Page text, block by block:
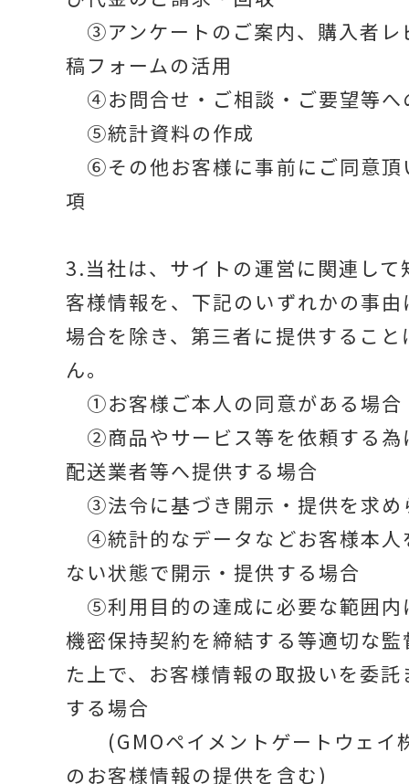
③アンケートのご案内、購入者レ
稿フォームの活用
④お問合せ・ご相談・ご要望等へ
⑤統計資料の作成
⑥その他お客様に事前にご同意頂
項
3.当社は、サイトの運営に関連して
客様情報を、下記のいずれかの事
場合を除き、第三者に提供すること
ん。
①お客様ご本人の同意がある場合
②商品やサービス等を依頼する為
配送業者等へ提供する場合
③法令に基づき開示・提供を求め
④統計的なデータなどお客様本人
ない状態で開示・提供する場合
⑤利用目的の達成に必要な範囲内
機密保持契約を締結する等適切な
た上で、お客様情報の取扱いを委
する場合
(GMOペイメントゲートウェイ
のお客様情報の提供を含む)